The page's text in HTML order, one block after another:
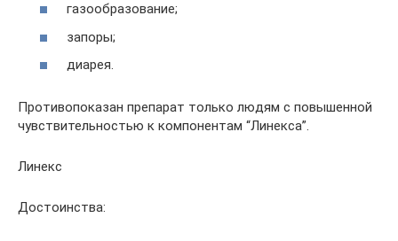
газообразование;
запоры;
диарея.
Противопоказан препарат только людям с повышенной
чувствительностью к компонентам “Линекса”.
Линекс
Достоинства: